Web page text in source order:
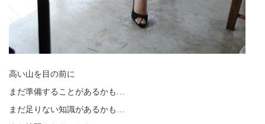
高い山を目の前に
まだ準備することがあるかも…
まだ足りない知識があるかも…